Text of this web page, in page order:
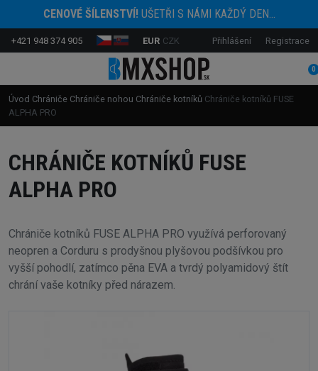
CENOVÉ ŠÍLENSTVÍ!UŠETŘI S NÁMI KAŽDÝ DEN...
+421 948 374 905 EUR CZK Přihlášení Registrace
0
Úvod Chrániče Chrániče nohou Chrániče kotníků Chrániče kotníků FUSE
ALPHA PRO
CHRÁNIČE KOTNÍKŮ FUSE
ALPHA PRO
Chrániče kotníků FUSE ALPHA PRO využívá perforovaný
neopren a Corduru s prodyšnou plyšovou podšívkou pro
vyšší pohodlí, zatímco pěna EVA a tvrdý polyamidový štít
chrání vaše kotníky před nárazem.